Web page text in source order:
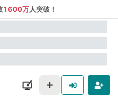
1600万人突破！